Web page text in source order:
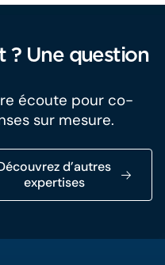
? Une question
écoute pour co-
sur mesure.
d’autres
expertises